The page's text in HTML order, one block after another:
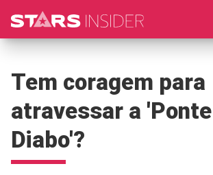
Tem coragem para
atravessar a
Diabo'?